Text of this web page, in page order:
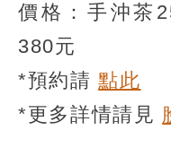
價格：手沖茶
380元
*預約請點此
*更多詳情請見